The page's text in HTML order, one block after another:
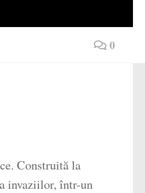
0
Construită la
invaziilor, într-un